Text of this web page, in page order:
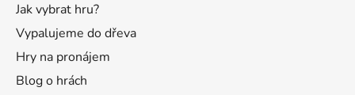
Jak vybrat hru?
Vypalujeme do dřeva
Hry na pronájem
Blog o hrách